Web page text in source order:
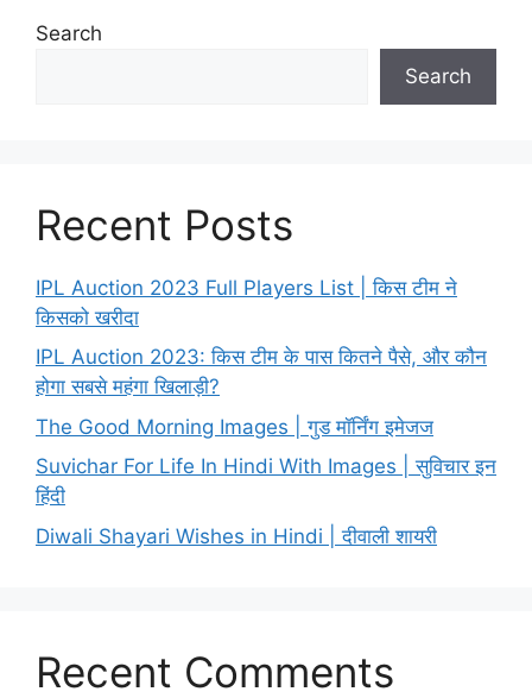
Search
Search
Recent Posts
IPL Auction 2023 Full Players List | किस टीम ने
किसको खरीदा
IPL Auction 2023: किस टीम के पास कितने पैसे, और कौन
होगा सबसे महंगा खिलाड़ी?
The Good Morning Images | गुड मॉर्निंग इमेजज
Suvichar For Life In Hindi With Images | सुविचार इन
हिंदी
Diwali Shayari Wishes in Hindi | दीवाली शायरी
Recent Comments